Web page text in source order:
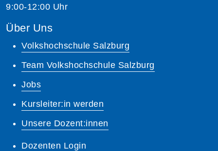
9:00-12:00 Uhr
Über Uns
Volkshochschule Salzburg
Team Volkshochschule Salzburg
Jobs
Kursleiter:in werden
Unsere Dozent:innen
Dozenten Login